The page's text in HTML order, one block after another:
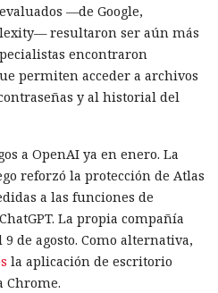
—de Google,
resultaron ser aún más
encontraron
permiten acceder a archivos
y al historial del
a OpenAI ya en enero. La
reforzó la protección de Atlas
a las funciones de
La propia compañía
de agosto. Como alternativa,
la aplicación de escritorio
Chrome.